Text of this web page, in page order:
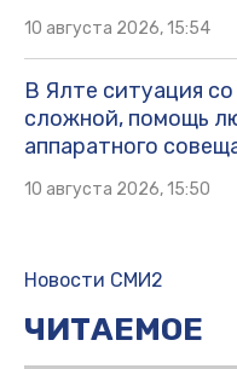
10 августа 2026, 15:54
В Ялте ситуация
сложной, помощь
аппаратного
10 августа 2026, 15:50
Новости СМИ2
ЧИТАЕМОЕ